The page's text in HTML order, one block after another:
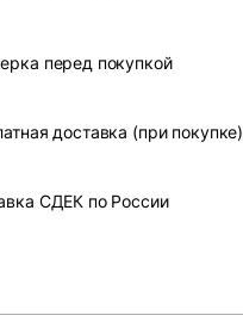
перед покупкой
доставка (при покупке)
СДЕК по России